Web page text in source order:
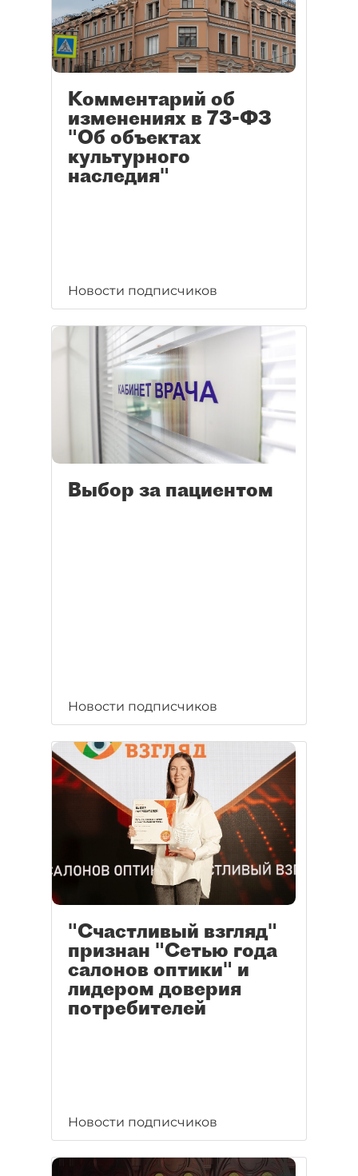
Комментарий об
изменениях в 73-ФЗ
"Об объектах
культурного
наследия"
Новости подписчиков
Выбор за пациентом
Новости подписчиков
"Счастливый взгляд"
признан "Сетью года
салонов оптики" и
лидером доверия
потребителей
Новости подписчиков